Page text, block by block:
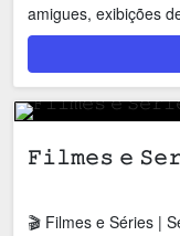
amigues, exibições
𝙵𝚒𝚕𝚖𝚎𝚜 𝚎
🎬 Filmes e Séries |